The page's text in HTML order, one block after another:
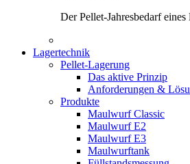
Der Pellet-Jahresbedarf
Lagertechnik
Pellet-Lagerung
Das aktive Prinzip
Anforderungen &
Produkte
Maulwurf Classic
Maulwurf E2
Maulwurf E3
Maulwurftank